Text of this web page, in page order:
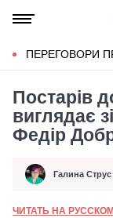
ПЕРЕГОВОРИ
Постарів
виглядає
Федір
Автор Галина Струс
Дата публікації
ЧИТАТЬ НА